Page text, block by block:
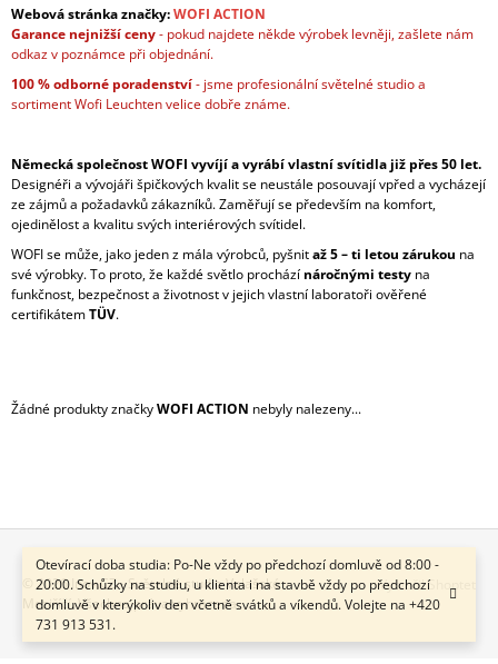
Otevírací doba studia: Po-Ne vždy po předchozí domluvě od 8:00 -
20:00. Schůzky na studiu, u klienta i na stavbě vždy po předchozí
domluvě v kterýkoliv den včetně svátků a víkendů. Volejte na +420
731 913 531.
Webová stránka značky:WOFI ACTION
Garance nejnižší ceny- pokud najdete někde výrobek levněji, zašlete nám
odkaz v poznámce při objednání.
100 % odborné poradenství- jsme profesionální světelné studio a
sortiment Wofi Leuchten velice dobře známe.
Německá společnost WOFI vyvíjí a vyrábí vlastní svítidla již přes 50 let.
Designéři a vývojáři špičkových kvalit se neustále posouvají vpřed a vycházejí
ze zájmů a požadavků zákazníků. Zaměřují se především na komfort,
ojedinělost a kvalitu svých interiérových svítidel.
WOFI se může, jako jeden z mála výrobců, pyšnitaž 5 – ti letou zárukou na
své výrobky. To proto, že každé světlo prochází náročnými testy na
funkčnost, bezpečnost a životnost v jejich vlastní laboratoři ověřené
certifikátemTÜV.
Žádné produkty značkyWOFI ACTION nebyly nalezeny...
U
J
E
T
N
A
J
Í
T
?
HLEDAT
O
O
R
U
Č
Vytvořil Shoptet
© 2026 Inov.CZ - Světelné studio Valašské
Meziříčí. Všechna práva vyhrazena.